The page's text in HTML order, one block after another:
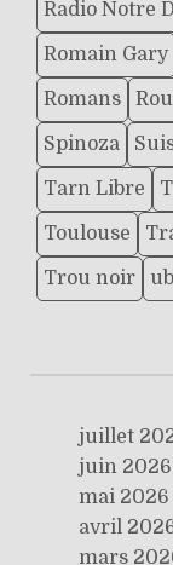
Radio Notre
Romain Gary
Romans
Spinoza
Tarn Libre
Toulouse
Trou noir
juillet
juin 2026
mai 2026
avril
mars